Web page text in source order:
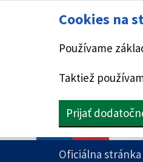
Cookies na
Používame
Taktiež
Prijať
PRESKOČIŤ NA HLAVNÝ
Oficiálna stránka